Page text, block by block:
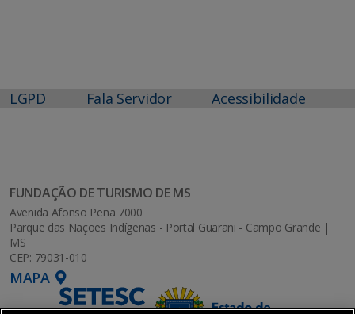
LGPD Fala Servidor Acessibilidade
FUNDAÇÃO DE TURISMO DE MS
Avenida Afonso Pena 7000
Parque das Nações Indígenas - Portal Guarani - Campo Grande |
MS
CEP: 79031-010
MAPA